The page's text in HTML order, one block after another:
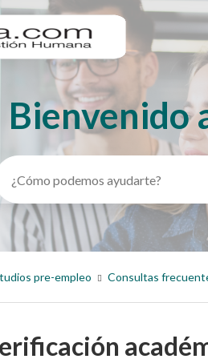
Bienvenido
pre-empleo Consultas